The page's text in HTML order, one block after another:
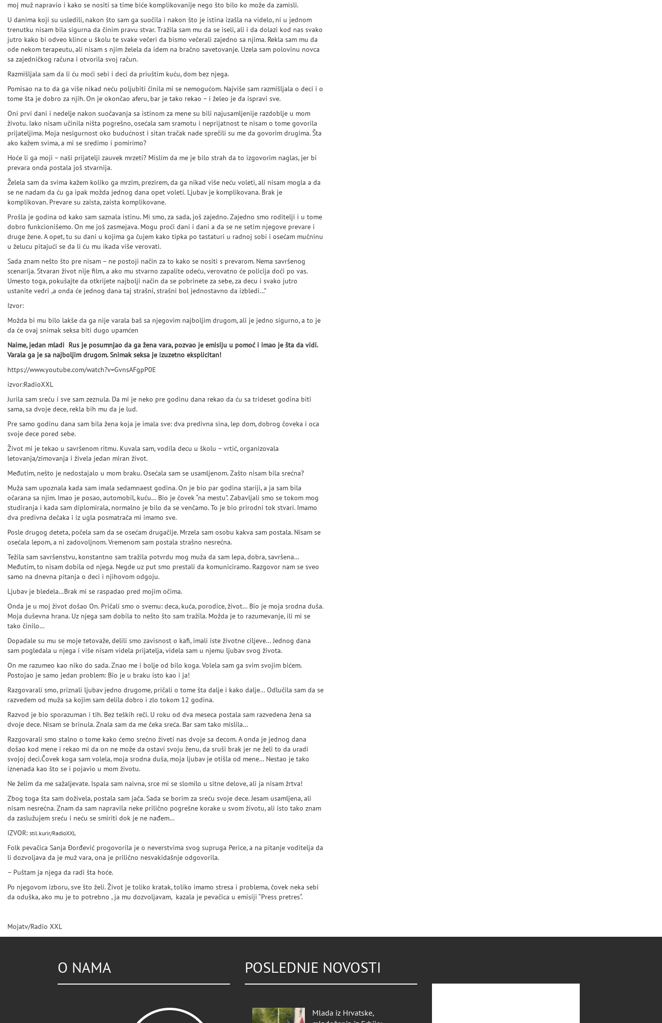
moj muž napravio i kako se nositi sa time biće komplikovanije nego što bilo ko može da zamisli.
U danima koji su usledili, nakon što sam ga suočila i nakon što je istina izašla na videlo, ni u jednom
trenutku nisam bila sigurna da činim pravu stvar. Tražila sam mu da se iseli, ali i da dolazi kod nas svako
jutro kako bi odveo klince u školu te svake večeri da bismo večerali zajedno sa njima. Rekla sam mu da
ode nekom terapeutu, ali nisam s njim želela da idem na bračno savetovanje. Uzela sam polovinu novca
sa zajedničkog računa i otvorila svoj račun.
Razmišljala sam da li ću moći sebi i deci da priuštim kuću, dom bez njega.
Pomisao na to da ga više nikad neću poljubiti činila mi se nemogućom. Najviše sam razmišljala o deci i o
tome šta je dobro za njih. On je okončao aferu, bar je tako rekao – i želeo je da ispravi sve.
Oni prvi dani i nedelje nakon suočavanja sa istinom za mene su bili najusamljenije razdoblje u mom
životu. Iako nisam učinila ništa pogrešno, osećala sam sramotu i neprijatnost te nisam o tome govorila
prijateljima. Moja nesigurnost oko budućnost i sitan tračak nade sprečili su me da govorim drugima. Šta
ako kažem svima, a mi se sredimo i pomirimo?
Hoće li ga moji – naši prijatelji zauvek mrzeti? Mislim da me je bilo strah da to izgovorim naglas, jer bi
prevara onda postala još stvarnija.
Želela sam da svima kažem koliko ga mrzim, prezirem, da ga nikad više neću voleti, ali nisam mogla a da
se ne nadam da ću ga ipak možda jednog dana opet voleti. Ljubav je komplikovana. Brak je
komplikovan. Prevare su zaista, zaista komplikovane.
Prošla je godina od kako sam saznala istinu. Mi smo, za sada, još zajedno. Zajedno smo roditelji i u tome
dobro funkcionišemo. On me još zasmejava. Mogu proći dani i dani a da se ne setim njegove prevare i
druge žene. A opet, tu su dani u kojima ga čujem kako tipka po tastaturi u radnoj sobi i osećam mučninu
u želucu pitajući se da li ću mu ikada više verovati.
Sada znam nešto što pre nisam – ne postoji način za to kako se nositi s prevarom. Nema savršenog
scenarija. Stvaran život nije film, a ako mu stvarno zapalite odeću, verovatno će policija doći po vas.
Umesto toga, pokušajte da otkrijete najbolji način da se pobrinete za sebe, za decu i svako jutro
ustanite vedri ,a onda će jednog dana taj strašni, strašni bol jednostavno da izbledi…”
Izvor:
Možda bi mu bilo lakše da ga nije varala baš sa njegovim najboljim drugom, ali je jedno sigurno, a to je
da će ovaj snimak seksa biti dugo upamćen
Naime, jedan mladi Rus je posumnjao da ga žena vara, pozvao je emisiju u pomoć i imao je šta da vidi.
Varala ga je sa najboljim drugom. Snimak seksa je izuzetno eksplicitan!
https://www.youtube.com/watch?v=GvnsAFgpP0E
izvor:RadioXXL
Jurila sam sreću i sve sam zeznula. Da mi je neko pre godinu dana rekao da ću sa trideset godina biti
sama, sa dvoje dece, rekla bih mu da je lud.
Pre samo godinu dana sam bila žena koja je imala sve: dva predivna sina, lep dom, dobrog čoveka i oca
svoje dece pored sebe.
Život mi je tekao u savršenom ritmu. Kuvala sam, vodila decu u školu – vrtić, organizovala
letovanja/zimovanja i živela jedan miran život.
Međutim, nešto je nedostajalo u mom braku. Osećala sam se usamljenom. Zašto nisam bila srećna?
Muža sam upoznala kada sam imala sedamnaest godina. On je bio par godina stariji, a ja sam bila
očarana sa njim. Imao je posao, automobil, kuću… Bio je čovek “na mestu”. Zabavljali smo se tokom mog
studiranja i kada sam diplomirala, normalno je bilo da se venčamo. To je bio prirodni tok stvari. Imamo
dva predivna dečaka i iz ugla posmatrača mi imamo sve.
Posle drugog deteta, počela sam da se osećam drugačije. Mrzela sam osobu kakva sam postala. Nisam se
osećala lepom, a ni zadovoljnom. Vremenom sam postala strašno nesrećna.
Težila sam savršenstvu, konstantno sam tražila potvrdu mog muža da sam lepa, dobra, savršena…
Međutim, to nisam dobila od njega. Negde uz put smo prestali da komuniciramo. Razgovor nam se sveo
samo na dnevna pitanja o deci i njihovom odgoju.
Ljubav je bledela…Brak mi se raspadao pred mojim očima.
Onda je u moj život došao On. Pričali smo o svemu: deca, kuća, porodice, život… Bio je moja srodna duša.
Moja duševna hrana. Uz njega sam dobila to nešto što sam tražila. Možda je to razumevanje, ili mi se
tako činilo…
Dopadale su mu se moje tetovaže, delili smo zavisnost o kafi, imali iste životne ciljeve… Jednog dana
sam pogledala u njega i više nisam videla prijatelja, videla sam u njemu ljubav svog života.
On me razumeo kao niko do sada. Znao me i bolje od bilo koga. Volela sam ga svim svojim bićem.
Postojao je samo jedan problem: Bio je u braku isto kao i ja!
Razgovarali smo, priznali ljubav jedno drugome, pričali o tome šta dalje i kako dalje… Odlučila sam da se
razvedem od muža sa kojim sam delila dobro i zlo tokom 12 godina.
Razvod je bio sporazuman i tih. Bez teških reči. U roku od dva meseca postala sam razvedena žena sa
dvoje dece. Nisam se brinula. Znala sam da me čeka sreća. Bar sam tako mislila…
Razgovarali smo stalno o tome kako ćemo srećno živeti nas dvoje sa decom. A onda je jednog dana
došao kod mene i rekao mi da on ne može da ostavi svoju ženu, da sruši brak jer ne želi to da uradi
svojoj deci.Čovek koga sam volela, moja srodna duša, moja ljubav je otišla od mene… Nestao je tako
iznenada kao što se i pojavio u mom životu.
Ne želim da me sažaljevate. Ispala sam naivna, srce mi se slomilo u sitne delove, ali ja nisam žrtva!
Zbog toga šta sam doživela, postala sam jača. Sada se borim za sreću svoje dece. Jesam usamljena, ali
nisam nesrećna. Znam da sam napravila neke prilično pogrešne korake u svom životu, ali isto tako znam
da zaslužujem sreću i neću se smiriti dok je ne nađem…
IZVOR: stil.kurir/RadioXXL
Folk pevačica Sanja Đorđević progovorila je o neverstvima svog supruga Perice, a na pitanje voditelja da
li dozvoljava da je muž vara, ona je prilično nesvakidašnje odgovorila.
– Puštam ja njega da radi šta hoće.
Po njegovom izboru, sve što želi. Život je toliko kratak, toliko imamo stresa i problema, čovek neka sebi
da oduška, ako mu je to potrebno , ja mu dozvoljavam, kazala je pevačica u emisiji “Press pretres“.
Mojatv/Radio XXL
O NAMA POSLEDNJE NOVOSTI
Mlada iz Hrvatske,